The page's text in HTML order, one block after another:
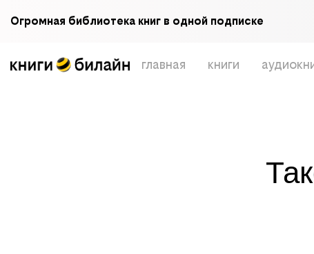
Огромная библиотека книг в одной подписке
главная книги